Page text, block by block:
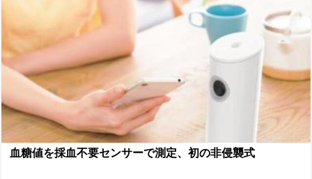
血糖値を採血不要センサーで測定、初の非侵襲式